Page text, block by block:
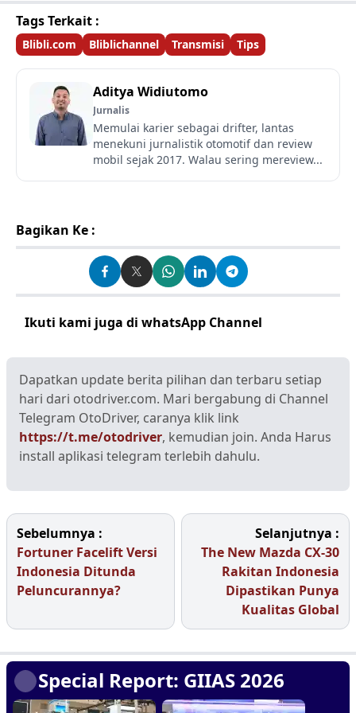
Tags Terkait :
Blibli.com Bliblichannel Transmisi Tips
Aditya Widiutomo
Jurnalis
Memulai karier sebagai drifter, lantas
menekuni jurnalistik otomotif dan review
mobil sejak 2017. Walau sering mereview...
Bagikan Ke :
Ikuti kami juga di whatsApp Channel
Dapatkan update berita pilihan dan terbaru setiap
hari dari otodriver.com. Mari bergabung di Channel
Telegram OtoDriver, caranya klik link
https://t.me/otodriver, kemudian join. Anda Harus
install aplikasi telegram terlebih dahulu.
Sebelumnya :
Fortuner Facelift Versi
Indonesia Ditunda
Peluncurannya?
Selanjutnya :
The New Mazda CX-30
Rakitan Indonesia
Dipastikan Punya
Kualitas Global
Special Report: GIIAS 2026